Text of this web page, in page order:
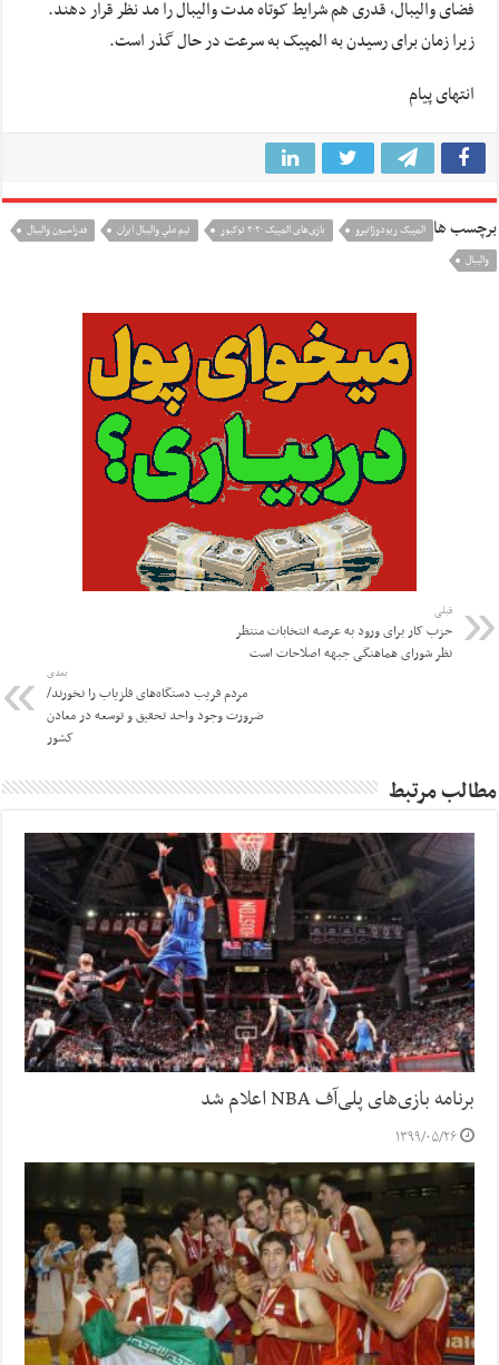
فضای والیبال، قدری هم شرایط کوتاه مدت والیبال را مد نظر قرار دهند.
زیرا زمان برای رسیدن به المپیک به سرعت در حال گذر است.
انتهای پیام
برچسب ها المپیک ریودوژانیرو بازی‌های المپیک ۲۰۲۰ توکیور تيم ملي واليبال ايران
فدراسیون والیبال
واليبال
قبلی
حزب کار برای ورود به عرصه انتخابات منتظر
نظر شورای هماهنگی جبهه اصلاحات است
بعدی
مردم فریب دستگاه‌های فلزیاب را نخورند/
ضرورت وجود واحد تحقیق و توسعه در معادن
کشور
مطالب مرتبط
برنامه بازی‌های پلی‌آف NBA اعلام شد
۱۳۹۹/۰۵/۲۶